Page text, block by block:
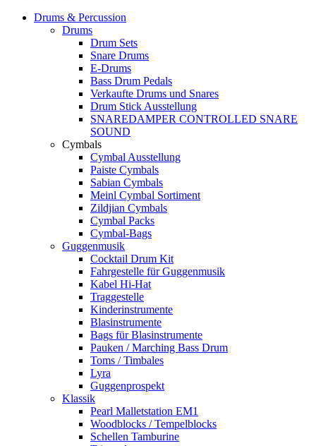
Drums & Percussion
Drums
Drum Sets
Snare Drums
E-Drums
Bass Drum Pedals
Verkaufte Drums und Snares
Drum Stick Ausstellung
SNAREDAMPER CONTROLLED SNARE
SOUND
Cymbals
Cymbal Ausstellung
Paiste Cymbals
Sabian Cymbals
Meinl Cymbal Sortiment
Zildjian Cymbals
Cymbal Packs
Cymbal-Bags
Guggenmusik
Cocktail Drum Kit
Fahrgestelle für Guggenmusik
Kabel Hi-Hat
Traggestelle
Kinderinstrumente
Blasinstrumente
Bags für Blasinstrumente
Pauken / Marching Bass Drum
Toms / Timbales
Lyra
Guggenprospekt
Klassik
Pearl Malletstation EM1
Woodblocks / Tempelblocks
Schellen Tamburine